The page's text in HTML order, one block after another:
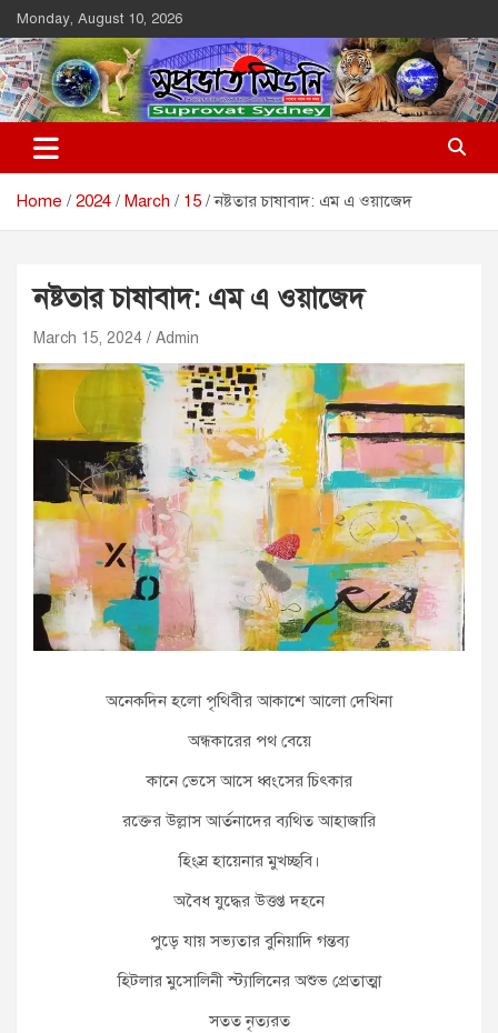
Skip
to
content
Monday, August 10, 2026
Suprovat Sydney
The Leading Bangladesh Community Newspaper In Australia
Home 2024 March 15 নষ্টতার চাষাবাদ: এম এ ওয়াজেদ
নষ্টতার চাষাবাদ: এম এ ওয়াজেদ
March 15, 2024 Admin
অনেকদিন হলো পৃথিবীর আকাশে আলো দেখিনা
অন্ধকারের পথ বেয়ে
কানে ভেসে আসে ধ্বংসের চিৎকার
রক্তের উল্লাস আর্তনাদের ব্যথিত আহাজারি
হিংস্র হায়েনার মুখচ্ছবি।
অবৈধ যুদ্ধের উত্তপ্ত দহনে
পুড়ে যায় সভ্যতার বুনিয়াদি গন্তব্য
হিটলার মুসোলিনী স্ট্যালিনের অশুভ প্রেতাত্মা
সতত নৃত্যরত